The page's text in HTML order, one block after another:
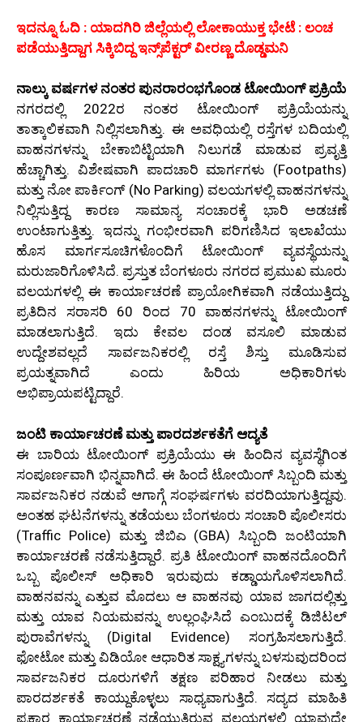
ಇದನ್ನೂ ಓದಿ : ಯಾದಗಿರಿ ಜಿಲ್ಲೆಯಲ್ಲಿ ಲೋಕಾಯುಕ್ತ ಭೇಟೆ : ಲಂಚ
ಪಡೆಯುತ್ತಿದ್ದಾಗ ಸಿಕ್ಕಿಬಿದ್ದ ಇನ್ಸ್‌ಪೆಕ್ಟರ್ ವೀರಣ್ಣ ದೊಡ್ಡಮನಿ
ನಾಲ್ಕು ವರ್ಷಗಳ ನಂತರ ಪುನರಾರಂಭಗೊಂಡ ಟೋಯಿಂಗ್ ಪ್ರಕ್ರಿಯೆ
ನಗರದಲ್ಲಿ 2022ರ ನಂತರ ಟೋಯಿಂಗ್ ಪ್ರಕ್ರಿಯೆಯನ್ನು
ತಾತ್ಕಾಲಿಕವಾಗಿ ನಿಲ್ಲಿಸಲಾಗಿತ್ತು. ಈ ಅವಧಿಯಲ್ಲಿ ರಸ್ತೆಗಳ ಬದಿಯಲ್ಲಿ
ವಾಹನಗಳನ್ನು ಬೇಕಾಬಿಟ್ಟಿಯಾಗಿ ನಿಲುಗಡೆ ಮಾಡುವ ಪ್ರವೃತ್ತಿ
ಹೆಚ್ಚಾಗಿತ್ತು. ವಿಶೇಷವಾಗಿ ಪಾದಚಾರಿ ಮಾರ್ಗಗಳು (Footpaths)
ಮತ್ತು ನೋ ಪಾರ್ಕಿಂಗ್ (No Parking) ವಲಯಗಳಲ್ಲಿ ವಾಹನಗಳನ್ನು
ನಿಲ್ಲಿಸುತ್ತಿದ್ದ ಕಾರಣ ಸಾಮಾನ್ಯ ಸಂಚಾರಕ್ಕೆ ಭಾರಿ ಅಡಚಣೆ
ಉಂಟಾಗುತ್ತಿತ್ತು. ಇದನ್ನು ಗಂಭೀರವಾಗಿ ಪರಿಗಣಿಸಿದ ಇಲಾಖೆಯು
ಹೊಸ ಮಾರ್ಗಸೂಚಿಗಳೊಂದಿಗೆ ಟೋಯಿಂಗ್ ವ್ಯವಸ್ಥೆಯನ್ನು
ಮರುಜಾರಿಗೊಳಿಸಿದೆ. ಪ್ರಸ್ತುತ ಬೆಂಗಳೂರು ನಗರದ ಪ್ರಮುಖ ಮೂರು
ವಲಯಗಳಲ್ಲಿ ಈ ಕಾರ್ಯಾಚರಣೆ ಪ್ರಾಯೋಗಿಕವಾಗಿ ನಡೆಯುತ್ತಿದ್ದು
ಪ್ರತಿದಿನ ಸರಾಸರಿ 60 ರಿಂದ 70 ವಾಹನಗಳನ್ನು ಟೋಯಿಂಗ್
ಮಾಡಲಾಗುತ್ತಿದೆ. ಇದು ಕೇವಲ ದಂಡ ವಸೂಲಿ ಮಾಡುವ
ಉದ್ದೇಶವಲ್ಲದೆ ಸಾರ್ವಜನಿಕರಲ್ಲಿ ರಸ್ತೆ ಶಿಸ್ತು ಮೂಡಿಸುವ
ಪ್ರಯತ್ನವಾಗಿದೆ ಎಂದು ಹಿರಿಯ ಅಧಿಕಾರಿಗಳು
ಅಭಿಪ್ರಾಯಪಟ್ಟಿದ್ದಾರೆ.
ಜಂಟಿ ಕಾರ್ಯಾಚರಣೆ ಮತ್ತು ಪಾರದರ್ಶಕತೆಗೆ ಆದ್ಯತೆ
ಈ ಬಾರಿಯ ಟೋಯಿಂಗ್ ಪ್ರಕ್ರಿಯೆಯು ಈ ಹಿಂದಿನ ವ್ಯವಸ್ಥೆಗಿಂತ
ಸಂಪೂರ್ಣವಾಗಿ ಭಿನ್ನವಾಗಿದೆ. ಈ ಹಿಂದೆ ಟೋಯಿಂಗ್ ಸಿಬ್ಬಂದಿ ಮತ್ತು
ಸಾರ್ವಜನಿಕರ ನಡುವೆ ಆಗಾಗ್ಗೆ ಸಂಘರ್ಷಗಳು ವರದಿಯಾಗುತ್ತಿದ್ದವು.
ಅಂತಹ ಘಟನೆಗಳನ್ನು ತಡೆಯಲು ಬೆಂಗಳೂರು ಸಂಚಾರಿ ಪೊಲೀಸರು
(Traffic Police) ಮತ್ತು ಜಿಬಿಎ (GBA) ಸಿಬ್ಬಂದಿ ಜಂಟಿಯಾಗಿ
ಕಾರ್ಯಾಚರಣೆ ನಡೆಸುತ್ತಿದ್ದಾರೆ. ಪ್ರತಿ ಟೋಯಿಂಗ್ ವಾಹನದೊಂದಿಗೆ
ಒಬ್ಬ ಪೊಲೀಸ್ ಅಧಿಕಾರಿ ಇರುವುದು ಕಡ್ಡಾಯಗೊಳಿಸಲಾಗಿದೆ.
ವಾಹನವನ್ನು ಎತ್ತುವ ಮೊದಲು ಆ ವಾಹನವು ಯಾವ ಜಾಗದಲ್ಲಿತ್ತು
ಮತ್ತು ಯಾವ ನಿಯಮವನ್ನು ಉಲ್ಲಂಘಿಸಿದೆ ಎಂಬುದಕ್ಕೆ ಡಿಜಿಟಲ್
ಪುರಾವೆಗಳನ್ನು (Digital Evidence) ಸಂಗ್ರಹಿಸಲಾಗುತ್ತಿದೆ.
ಫೋಟೋ ಮತ್ತು ವಿಡಿಯೋ ಆಧಾರಿತ ಸಾಕ್ಷ್ಯಗಳನ್ನು ಬಳಸುವುದರಿಂದ
ಸಾರ್ವಜನಿಕರ ದೂರುಗಳಿಗೆ ತಕ್ಷಣ ಪರಿಹಾರ ನೀಡಲು ಮತ್ತು
ಪಾರದರ್ಶಕತೆ ಕಾಯ್ದುಕೊಳ್ಳಲು ಸಾಧ್ಯವಾಗುತ್ತಿದೆ. ಸದ್ಯದ ಮಾಹಿತಿ
ಪ್ರಕಾರ ಕಾರ್ಯಾಚರಣೆ ನಡೆಯುತ್ತಿರುವ ವಲಯಗಳಲ್ಲಿ ಯಾವುದೇ